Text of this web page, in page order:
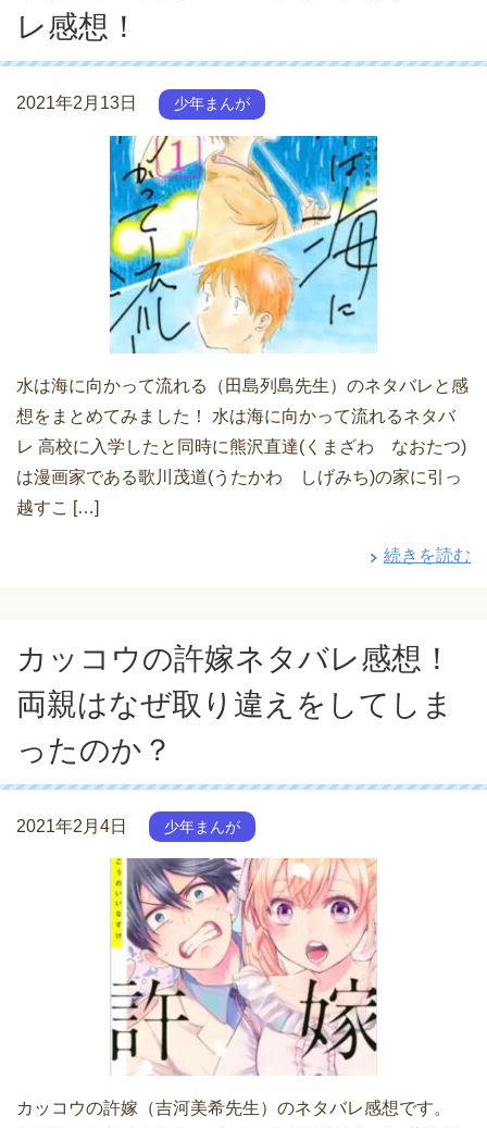
レ感想！
2021年2月13日 少年まんが
水は海に向かって流れる（田島列島先生）のネタバレと感
想をまとめてみました！ 水は海に向かって流れるネタバ
レ 高校に入学したと同時に熊沢直達(くまざわ なおたつ)
は漫画家である歌川茂道(うたかわ しげみち)の家に引っ
越すこ […]
続きを読む
カッコウの許嫁ネタバレ感想！
両親はなぜ取り違えをしてしま
ったのか？
2021年2月4日 少年まんが
カッコウの許嫁（吉河美希先生）のネタバレ感想です。